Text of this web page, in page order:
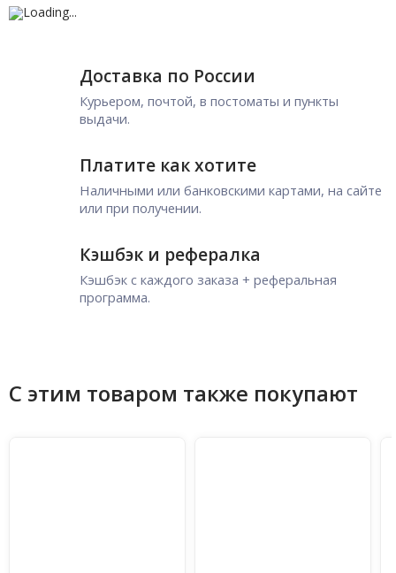
Доставка по России
Курьером, почтой, в постоматы и пункты
выдачи.
Платите как хотите
Наличными или банковскими картами, на сайте
или при получении.
Кэшбэк и рефералка
Кэшбэк с каждого заказа + реферальная
программа.
С этим товаром также покупают